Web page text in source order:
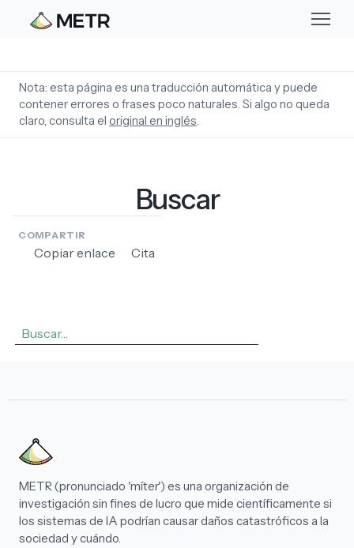
Español
中文
Nota: esta página es una traducción automática y puede
contener errores o frases poco naturales. Si algo no queda
claro, consulta el original en inglés.
Buscar
COMPARTIR
Copiar enlace Cita
METR (pronunciado 'míter') es una organización de
investigación sin fines de lucro que mide científicamente si
los sistemas de IA podrían causar daños catastróficos a la
sociedad y cuándo.